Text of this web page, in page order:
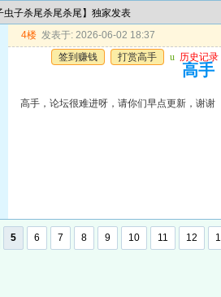
子杀尾杀尾杀尾】独家发表
4楼 发表于: 2026-06-02 18:37
签到赚钱
打赏高手 u 历史记录
高手
高手，论坛很难进呀，请你们早点更新，谢谢
5 6 7 8 9 10 11 12